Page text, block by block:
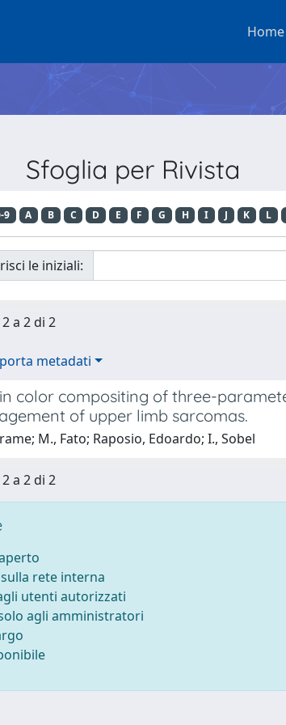
Home
Sfoglia per Rivista
9 A B C D E F G H I J K L
le iniziali:
a 2 di 2
metadati
color compositing of three-
of upper limb sarcomas.
M., Fato; Raposio, Edoardo; I., Sobel
a 2 di 2
rete interna
utenti autorizzati
agli amministratori